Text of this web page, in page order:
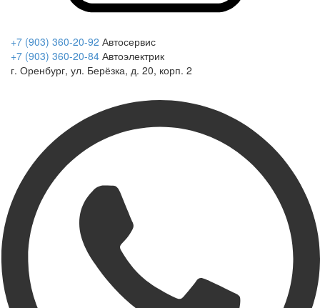
+7 (903) 360-20-92 Автосервис
+7 (903) 360-20-84 Автоэлектрик
г. Оренбург, ул. Берёзка, д. 20, корп. 2